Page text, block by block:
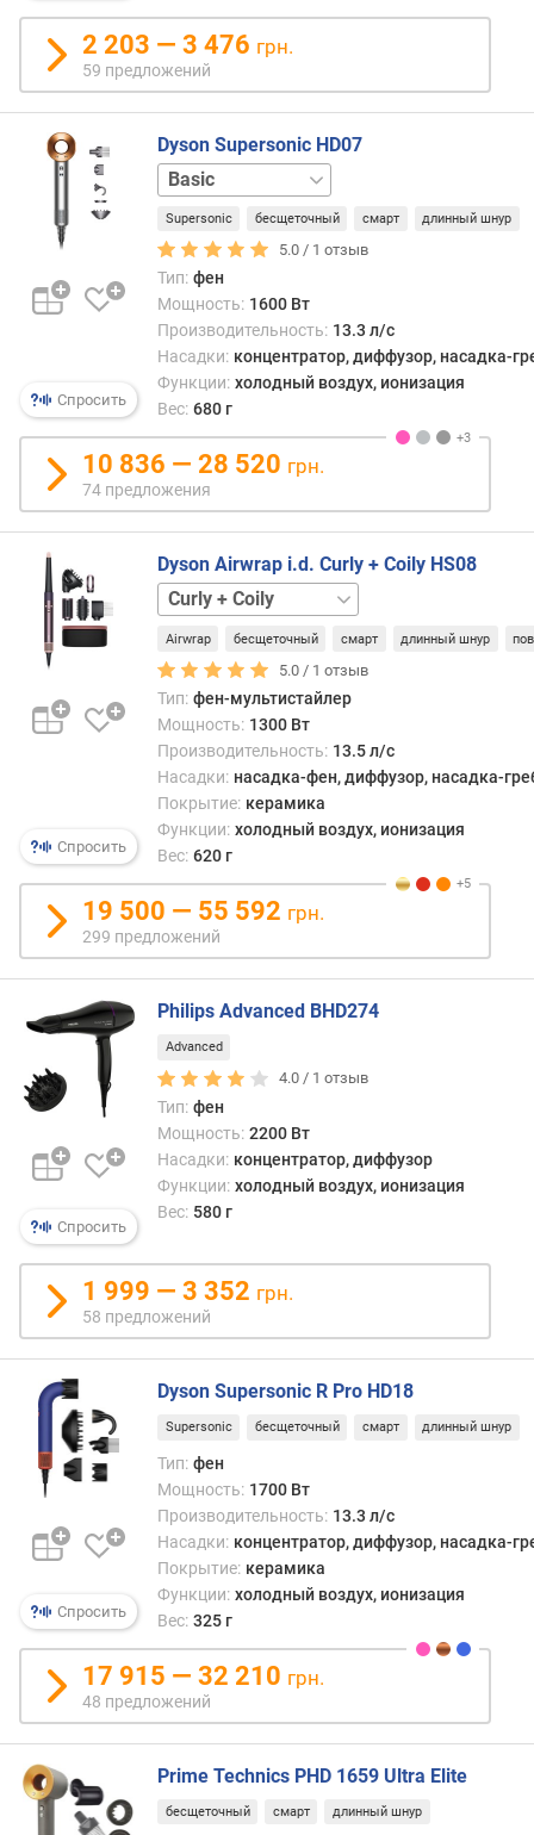
д
ш
е
в
м
о
о
в
а
м
п
о
а
е
б
а
и
я
п
о
к
л
ч
е
т
в
п
д
л
о
ж
н
и
й
м
щ
н
о
с
т
ь
В
т
2 203 — 3 476 грн.
59 предложений
Спросить
Dyson Supersonic HD07
Curly
+
CoilyGift
EditionOriginStraight
+
Wavy
Supersonic бесщеточный смарт длинный шнур
5.0 / 1 отзыв
Тип: фен
Мощность: 1600 Вт
Производительность: 13.3 л/с
Насадки: концентратор, диффузор, насадка-
Функции: холодный воздух, ионизация
Вес: 680 г
10 836 — 28 520 грн.
74 предложения
Спросить
Dyson Airwrap i.d. Curly + Coily HS08
Curly
+
Coily
SE Straight
+
WavyStraight
+
Wavy
SE
Airwrap бесщеточный смарт длинный шнур
5.0 / 1 отзыв
Тип: фен-мультистайлер
Мощность: 1300 Вт
Производительность: 13.5 л/с
Насадки: насадка-фен, диффузор, насадка-
Покрытие: керамика
Функции: холодный воздух, ионизация
Вес: 620 г
19 500 — 55 592 грн.
299 предложений
Спросить
Philips Advanced BHD274
Advanced
4.0 / 1 отзыв
Тип: фен
Мощность: 2200 Вт
Насадки: концентратор, диффузор
Функции: холодный воздух, ионизация
Вес: 580 г
1 999 — 3 352 грн.
58 предложений
Спросить
Dyson Supersonic R Pro HD18
Supersonic бесщеточный смарт длинный шнур
Тип: фен
Мощность: 1700 Вт
Производительность: 13.3 л/с
Насадки: концентратор, диффузор, насадка-
Покрытие: керамика
Функции: холодный воздух, ионизация
Вес: 325 г
17 915 — 32 210 грн.
48 предложений
Prime Technics PHD 1659 Ultra Elite
бесщеточный смарт длинный шнур